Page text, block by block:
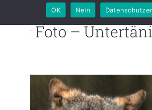
Foto –
OK
Nein